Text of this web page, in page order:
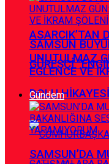
ASARCIK’TAN
GÜREŞÇİ
DOLU
SAMSUN
UNUTULMAZ
EGLENCE VE
Gündem
SAMSUN’DA